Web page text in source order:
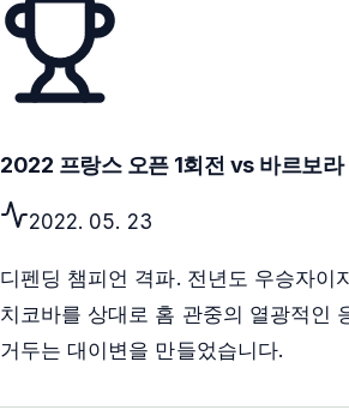
2022 프랑스 오픈 1회전 vs 바르보
2022. 05. 23
디펜딩 챔피언 격파. 전년도 우승자이
치코바를 상대로 홈 관중의 열광적인
거두는 대이변을 만들었습니다.